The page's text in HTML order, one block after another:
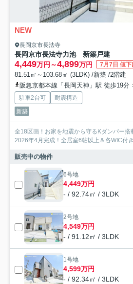
NEW
長岡京市長法寺
長岡京市長法寺力池 新築戸建
4,449万円～4,899万円 7月7日 値下
81.51㎡～103.68㎡ (3LDK) /新築 /2階建
阪急京都本線「長岡天神」駅 徒歩19分
駐車2台可
耐震構造
新築
全18区画！お家を地震から守るKダンパー搭
2026年4月完成！全居室6帖以上＆各WIC付
販売中の物件
6号地
4,449万円
- / 92.74㎡ / 3LDK
2号地
4,549万円
- / 91.12㎡ / 3LDK
1号地
4,599万円
- / 92.34㎡ / 3LDK